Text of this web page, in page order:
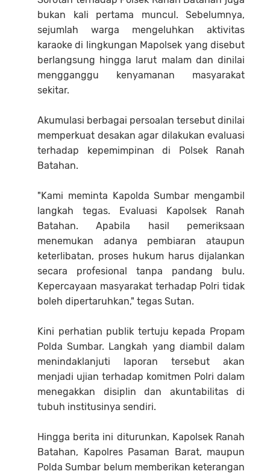
bukan kali pertama muncul. Sebelumnya,
sejumlah warga mengeluhkan aktivitas
karaoke di lingkungan Mapolsek yang disebut
berlangsung hingga larut malam dan dinilai
mengganggu kenyamanan masyarakat
sekitar.
Akumulasi berbagai persoalan tersebut dinilai
memperkuat desakan agar dilakukan evaluasi
terhadap kepemimpinan di Polsek Ranah
Batahan.
"Kami meminta Kapolda Sumbar mengambil
langkah tegas. Evaluasi Kapolsek Ranah
Batahan. Apabila hasil pemeriksaan
menemukan adanya pembiaran ataupun
keterlibatan, proses hukum harus dijalankan
secara profesional tanpa pandang bulu.
Kepercayaan masyarakat terhadap Polri tidak
boleh dipertaruhkan," tegas Sutan.
Kini perhatian publik tertuju kepada Propam
Polda Sumbar. Langkah yang diambil dalam
menindaklanjuti laporan tersebut akan
menjadi ujian terhadap komitmen Polri dalam
menegakkan disiplin dan akuntabilitas di
tubuh institusinya sendiri.
Hingga berita ini diturunkan, Kapolsek Ranah
Batahan, Kapolres Pasaman Barat, maupun
Polda Sumbar belum memberikan keterangan